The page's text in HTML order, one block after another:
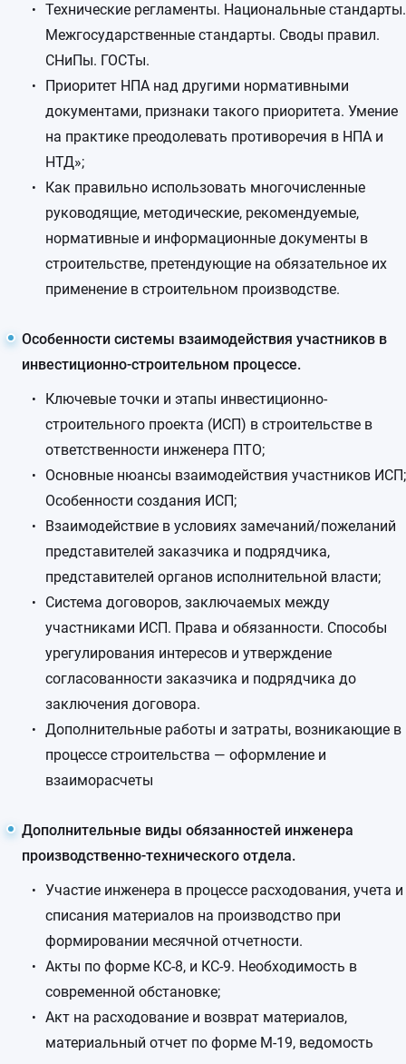
Технические регламенты. Национальные стандарты.
Межгосударственные стандарты. Своды правил.
СНиПы. ГОСТы.
Приоритет НПА над другими нормативными
документами, признаки такого приоритета. Умение
на практике преодолевать противоречия в НПА и
НТД»;
Как правильно использовать многочисленные
руководящие, методические, рекомендуемые,
нормативные и информационные документы в
строительстве, претендующие на обязательное их
применение в строительном производстве.
Особенности системы взаимодействия участников в
инвестиционно-строительном процессе.
Ключевые точки и этапы инвестиционно-
строительного проекта (ИСП) в строительстве в
ответственности инженера ПТО;
Основные нюансы взаимодействия участников ИСП;
Особенности создания ИСП;
Взаимодействие в условиях замечаний/пожеланий
представителей заказчика и подрядчика,
представителей органов исполнительной власти;
Система договоров, заключаемых между
участниками ИСП. Права и обязанности. Способы
урегулирования интересов и утверждение
согласованности заказчика и подрядчика до
заключения договора.
Дополнительные работы и затраты, возникающие в
процессе строительства — оформление и
взаиморасчеты
Дополнительные виды обязанностей инженера
производственно-технического отдела.
Участие инженера в процессе расходования, учета и
списания материалов на производство при
формировании месячной отчетности.
Акты по форме КС-8, и КС-9. Необходимость в
современной обстановке;
Акт на расходование и возврат материалов,
материальный отчет по форме М-19, ведомость